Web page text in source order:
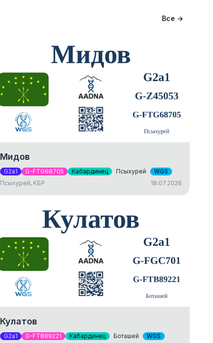
Все →
Мидов
G2a1 G-FTG68705 Кабардинец Псыхурей
WGS
Псыхурей, КБР
18.07.2026
Кулатов
G2a1 G-FTB89221 Кабардинец Боташей
WGS